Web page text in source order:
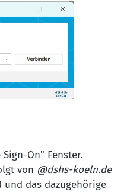
On" Fenster.
von @dshs-koeln.de
und das dazugehörige